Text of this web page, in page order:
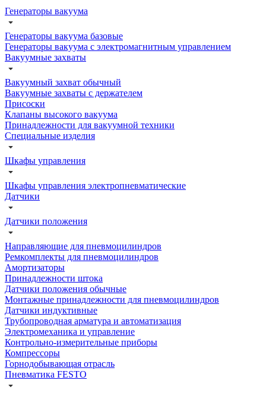
Генераторы вакуума
Генераторы вакуума базовые
Генераторы вакуума с электромагнитным управлением
Вакуумные захваты
Вакуумный захват обычный
Вакуумные захваты с держателем
Присоски
Клапаны высокого вакуума
Принадлежности для вакуумной техники
Специальные изделия
Шкафы управления
Шкафы управления электропневматические
Датчики
Датчики положения
Направляющие для пневмоцилиндров
Ремкомплекты для пневмоцилиндров
Амортизаторы
Принадлежности штока
Датчики положения обычные
Монтажные принадлежности для пневмоцилиндров
Датчики индуктивные
Трубопроводная арматура и автоматизация
Электромеханика и управление
Контрольно-измерительные приборы
Компрессоры
Горнодобывающая отрасль
Пневматика FESTO